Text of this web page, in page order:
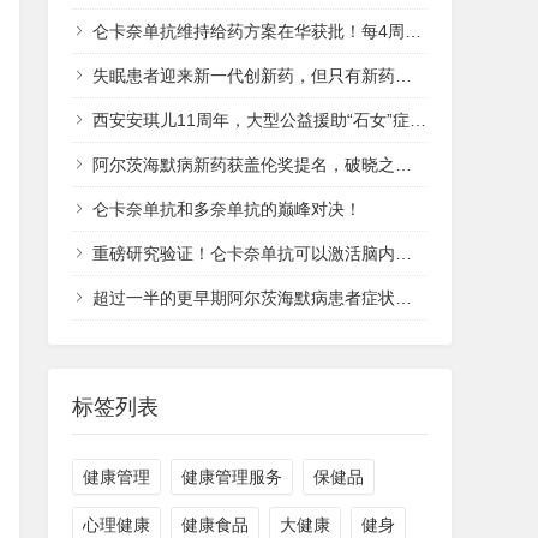
仑卡奈单抗维持给药方案在华获批！每4周1次给药，早期AD治疗“减负”不“减效”
失眠患者迎来新一代创新药，但只有新药还不够
西安安琪儿11周年，大型公益援助“石女”症（先天性无子宫无阴道）患者招募！
阿尔茨海默病新药获盖伦奖提名，破晓之光如何照亮失忆迷雾？
仑卡奈单抗和多奈单抗的巅峰对决！
重磅研究验证！仑卡奈单抗可以激活脑内免疫系统，高效清除Aβ，延缓疾病进展……
超过一半的更早期阿尔茨海默病患者症状改善！仑卡奈单抗四年随访数据披露！
标签列表
健康管理 健康管理服务 保健品
心理健康 健康食品 大健康 健身